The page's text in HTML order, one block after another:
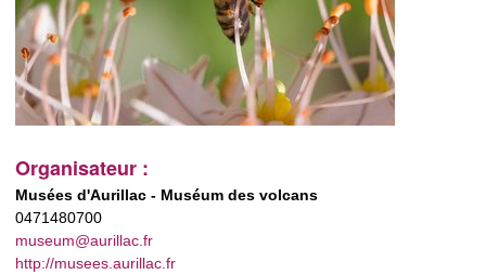
Organisateur :
Musées d'Aurillac - Muséum des volcans
0471480700
museum@aurillac.fr
http://musees.aurillac.fr